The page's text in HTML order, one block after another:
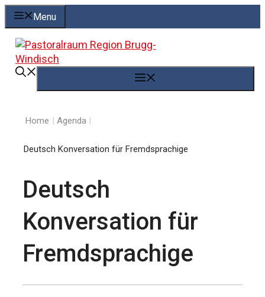
Springe
zum
Inhalt
Menu
Home | Agenda |
Deutsch Konversation für Fremdsprachige
Deutsch
Konversation für
Fremdsprachige